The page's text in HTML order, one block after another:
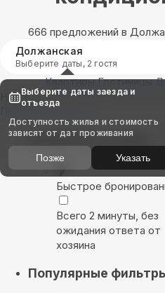
666 предложений в
Должанская
Выберите даты, 2 гостя
Квартиры Гостиницы
Найдём, где остановиться в
Показать на карте
Выбирайте лучшее
Быстрое
Всего 2 минуты, без
ожидания ответа от
хозяина
Популярные
Выберите даты заезда и
отъезда
Доступность жилья и стоимость
зависят от дат проживания
Позже Указать